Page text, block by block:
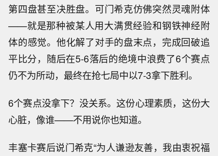
第四盘甚至决胜盘。可门希克仿佛突然灵魂附体
——就是那种被某人用大满贯经验和钢铁神经附
体的感觉。他化解了对手的盘末点，完成回破追
平比分，随后在5-6落后的绝境中浪费了6个赛点
仍不为所动，最终在抢七局中以7-3拿下胜利。
6个赛点没拿下？没关系。这份心理素质，这份大
心脏，像谁——不用说你也知道。
丰塞卡赛后说门希克“为人谦逊友善，我由衷祝福